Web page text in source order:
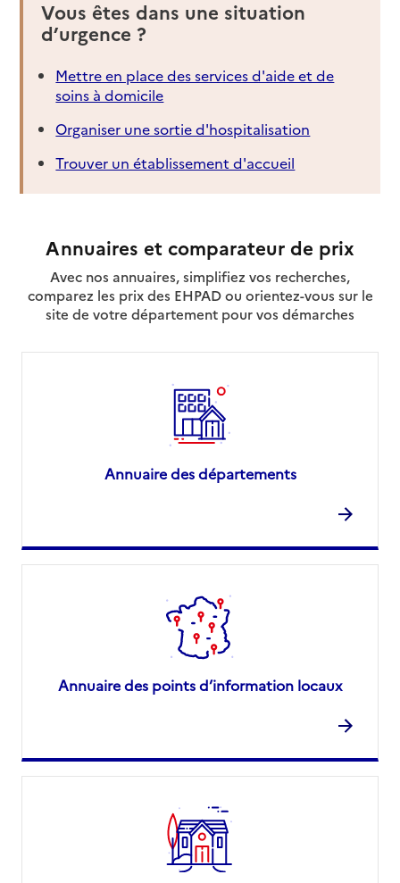
Vous êtes dans une situation
d’urgence ?
Mettre en place des services d'aide et de
soins à domicile
Organiser une sortie d'hospitalisation
Trouver un établissement d'accueil
Annuaires et comparateur de prix
Avec nos annuaires, simplifiez vos recherches,
comparez les prix des EHPAD ou orientez-vous sur le
site de votre département pour vos démarches
Annuaire des départements
Annuaire des points d’information locaux